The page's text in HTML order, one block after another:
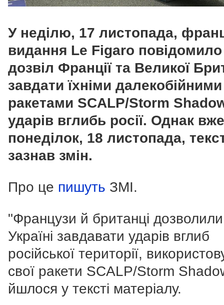
У неділю, 17 листопада,
видання Le Figaro
дозвіл Франції та Великої
завдати їхніми далекобійними
ракетами SCALP/Storm
ударів вглибь росії. Однак
понеділок, 18 листопада,
зазнав змін.
Про це пишуть ЗМІ.
"Французи й британці дозволили
Україні завдавати ударів вглиб
російської території,
свої ракети SCALP/Storm
йшлося у тексті матеріалу.